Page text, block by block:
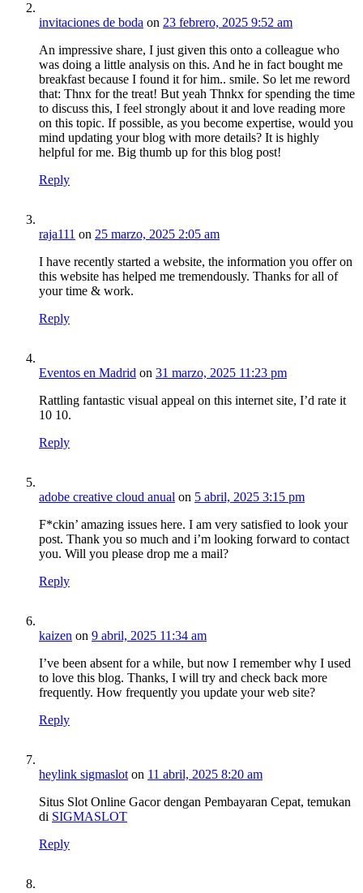
invitaciones de boda on 23 febrero, 2025 9:52 am
An impressive share, I just given this onto a colleague who
was doing a little analysis on this. And he in fact bought me
breakfast because I found it for him.. smile. So let me reword
that: Thnx for the treat! But yeah Thnkx for spending the time
to discuss this, I feel strongly about it and love reading more
on this topic. If possible, as you become expertise, would you
mind updating your blog with more details? It is highly
helpful for me. Big thumb up for this blog post!
Reply
raja111 on 25 marzo, 2025 2:05 am
I have recently started a website, the information you offer on
this website has helped me tremendously. Thanks for all of
your time & work.
Reply
Eventos en Madrid on 31 marzo, 2025 11:23 pm
Rattling fantastic visual appeal on this internet site, I’d rate it
10 10.
Reply
adobe creative cloud anual on 5 abril, 2025 3:15 pm
F*ckin’ amazing issues here. I am very satisfied to look your
post. Thank you so much and i’m looking forward to contact
you. Will you please drop me a mail?
Reply
kaizen on 9 abril, 2025 11:34 am
I’ve been absent for a while, but now I remember why I used
to love this blog. Thanks, I will try and check back more
frequently. How frequently you update your web site?
Reply
heylink sigmaslot on 11 abril, 2025 8:20 am
Situs Slot Online Gacor dengan Pembayaran Cepat, temukan
di SIGMASLOT
Reply